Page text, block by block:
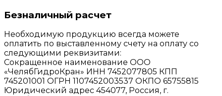
Безналичный расчет
Необходимую продукцию всегда можете
оплатить по выставленному счету на оплату со
следующими реквизитами:
Сокращенное наименование ООО
«ЧелябГидроКран» ИНН 7452077805 КПП
745201001 ОГРН 1107452003537 ОКПО 65755815
Юридический адрес 454077, Россия, г.